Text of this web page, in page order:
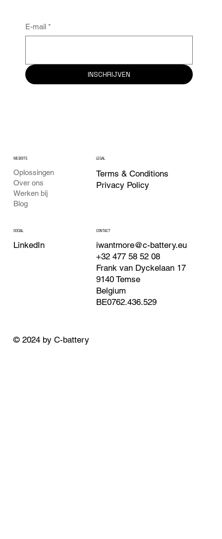
Client case: bouwwerken zonder
vertraging voor Cordeel Nederland
E-mail *
INSCHRIJVEN
WEBSITE
Oplossingen
Over ons
Werken bij
Blog
LEGAL
Terms & Conditions
Privacy Policy
SOCIAL
LinkedIn
CONTACT
iwantmore@c-battery.eu
+32 477 58 52 08
Frank van Dyckelaan 17
9140 Temse
Belgium
BE0762.436.529
© 2024 by C-battery